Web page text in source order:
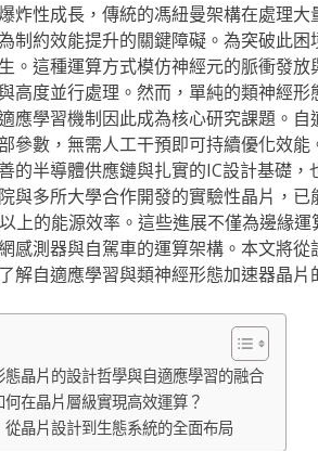
炸性成長，傳統的馮紐曼架構在處理
制約效能提升的關鍵障礙。為突破此
。這種運算方式模仿神經元的脈衝發
高度並行處理。然而，單純的類神經
應學習機制因此成為核心研究課題。
參數，無需人工干預即可持續優化效
的半導體供應鏈與扎實的IC設計基礎
與多所大學合作開發的實驗性晶片，
上的能源效率。這些進展不僅為邊緣
感測器與自駕車的運算架構。本文將
解自適應學習與類神經形態加速器晶片
晶片的設計哲學與自適應學習的融合
在晶片層級實現高效運算？
晶片設計到生態系統的全面布局